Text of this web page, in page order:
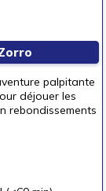
palpitante
déjouer les
rebondissements